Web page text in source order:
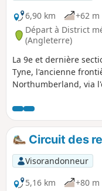
6,90 km
+62 m
Départ à District
(Angleterre)
La 9e et dernière
Tyne, l'ancienne
Northumberland, via
travers la ville,
long de la Great
indiquant ce nom
Circuit des
Visorandonneur
5,16 km
+80 m